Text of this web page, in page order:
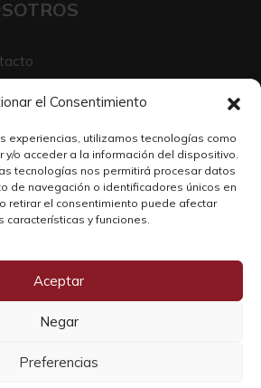
el Consentimiento
experiencias, utilizamos tecnologías como
y/o acceder a la información del dispositivo.
tecnologías nos permitirá procesar datos
de navegación o identificadores únicos en
retirar el consentimiento puede afectar
características y funciones.
Aceptar
Negar
Preferencias
© 2026 SOLO WINE